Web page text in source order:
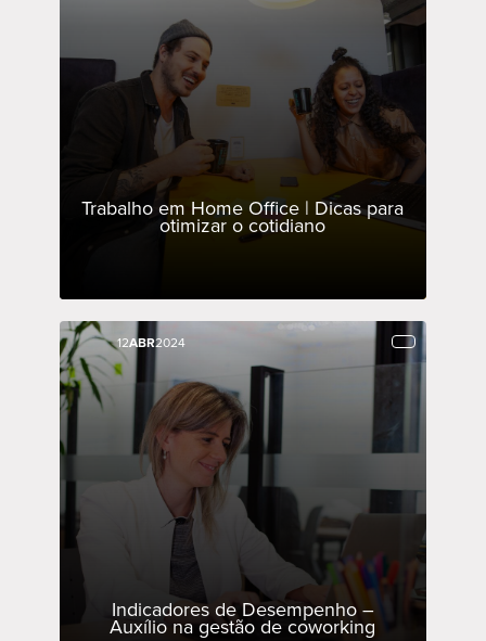
Trabalho em Home Office | Dicas para
otimizar o cotidiano
12ABR2024
Indicadores de Desempenho –
Auxílio na gestão de coworking
12ABR2024